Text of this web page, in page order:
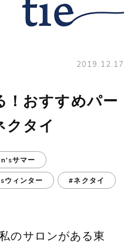
2019.12.17
！おすすめパー
クタイ
サマー
ウィンター #ネクタイ
のサロンがある東